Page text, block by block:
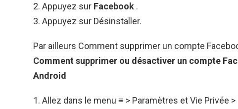
Appuyez sur Facebook .
Appuyez sur Désinstaller.
Par ailleurs Comment supprimer un compte
Comment supprimer ou désactiver un compte
Android
Allez dans le menu ≡ > Paramètres et Vie Privée